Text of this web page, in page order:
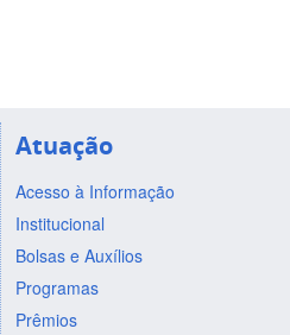
Atuação
Acesso à Informação
Institucional
Bolsas e Auxílios
Programas
Prêmios